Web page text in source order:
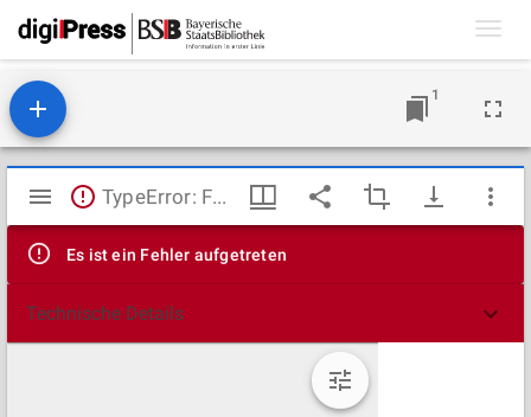
1
Mirador
Viewer
TypeError: Failed to fetch
Es ist ein Fehler aufgetreten
Technische Details